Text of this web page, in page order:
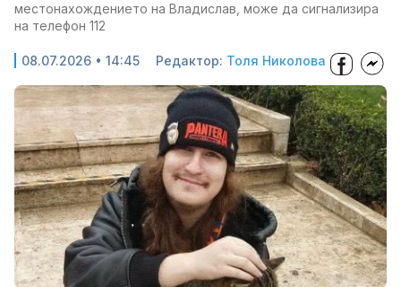
местонахождението на Владислав, може да сигнализира
на телефон 112
08.07.2026 • 14:45 Редактор: Толя Николова